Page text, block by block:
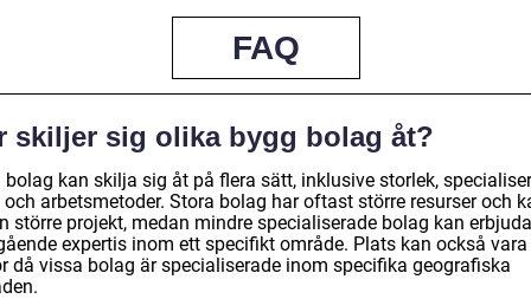
FAQ
skiljer sig olika bygg bolag åt?
bolag kan skilja sig åt på flera sätt, inklusive storlek,
arbetsmetoder. Stora bolag har oftast större resurser och
större projekt, medan mindre specialiserade bolag kan erbjuda
expertis inom ett specifikt område. Plats kan också vara
då vissa bolag är specialiserade inom specifika geografiska